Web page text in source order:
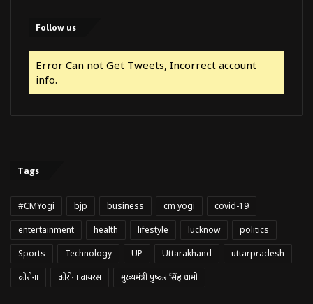
Follow us
Error Can not Get Tweets, Incorrect account
info.
Tags
#CMYogi bjp business cm yogi
covid-19
entertainment
health lifestyle lucknow
politics
Sports
Technology UP Uttarakhand
uttarpradesh
कोरोना
कोरोना वायरस मुख्यमंत्री पुष्कर सिंह धामी